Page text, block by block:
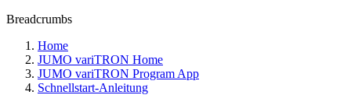
Breadcrumbs
Home
JUMO variTRON Home
JUMO variTRON Program App
Schnellstart-Anleitung